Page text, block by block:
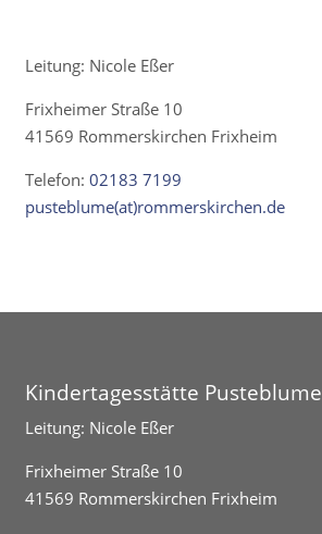
Leitung: Nicole Eßer
Frixheimer Straße 10
41569 Rommerskirchen Frixheim
Telefon: 02183 7199
pusteblume(at)rommerskirchen.de
Kindertagesstätte Pusteblume
Leitung: Nicole Eßer
Frixheimer Straße 10
41569 Rommerskirchen Frixheim